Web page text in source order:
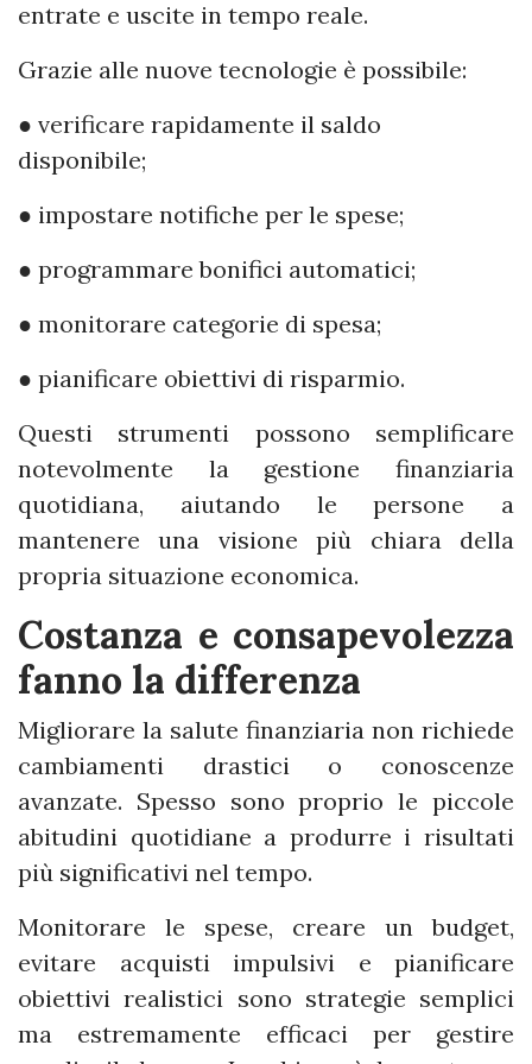
entrate e uscite in tempo reale.
Grazie alle nuove tecnologie è possibile:
● verificare rapidamente il saldo
disponibile;
● impostare notifiche per le spese;
● programmare bonifici automatici;
● monitorare categorie di spesa;
● pianificare obiettivi di risparmio.
Questi strumenti possono semplificare
notevolmente la gestione finanziaria
quotidiana, aiutando le persone a
mantenere una visione più chiara della
propria situazione economica.
Costanza e consapevolezza
fanno la differenza
Migliorare la salute finanziaria non richiede
cambiamenti drastici o conoscenze
avanzate. Spesso sono proprio le piccole
abitudini quotidiane a produrre i risultati
più significativi nel tempo.
Monitorare le spese, creare un budget,
evitare acquisti impulsivi e pianificare
obiettivi realistici sono strategie semplici
ma estremamente efficaci per gestire